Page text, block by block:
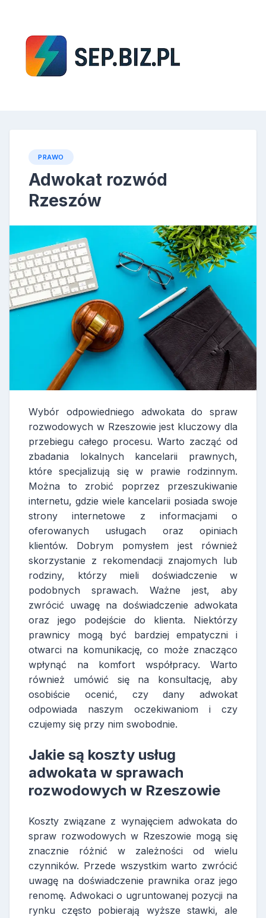
content
PRAWO
Adwokat rozwód
Rzeszów
Wybór odpowiedniego adwokata do spraw
rozwodowych w Rzeszowie jest kluczowy dla
przebiegu całego procesu. Warto zacząć od
zbadania lokalnych kancelarii prawnych,
które specjalizują się w prawie rodzinnym.
Można to zrobić poprzez przeszukiwanie
internetu, gdzie wiele kancelarii posiada swoje
strony internetowe z informacjami o
oferowanych usługach oraz opiniach
klientów. Dobrym pomysłem jest również
skorzystanie z rekomendacji znajomych lub
rodziny, którzy mieli doświadczenie w
podobnych sprawach. Ważne jest, aby
zwrócić uwagę na doświadczenie adwokata
oraz jego podejście do klienta. Niektórzy
prawnicy mogą być bardziej empatyczni i
otwarci na komunikację, co może znacząco
wpłynąć na komfort współpracy. Warto
również umówić się na konsultację, aby
osobiście ocenić, czy dany adwokat
odpowiada naszym oczekiwaniom i czy
czujemy się przy nim swobodnie.
Jakie są koszty usług
adwokata w sprawach
rozwodowych w Rzeszowie
Koszty związane z wynajęciem adwokata do
spraw rozwodowych w Rzeszowie mogą się
znacznie różnić w zależności od wielu
czynników. Przede wszystkim warto zwrócić
uwagę na doświadczenie prawnika oraz jego
renomę. Adwokaci o ugruntowanej pozycji na
rynku często pobierają wyższe stawki, ale